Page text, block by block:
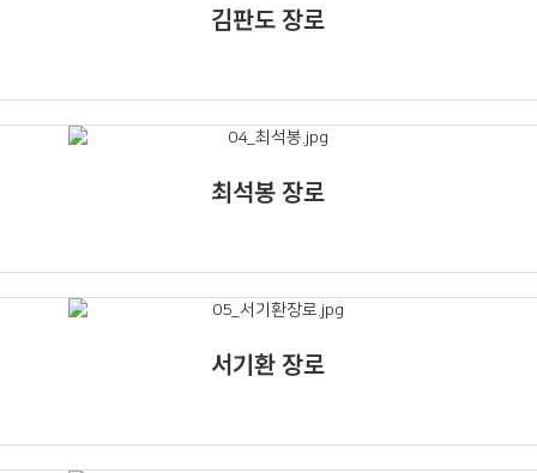
김판도 장로
최석봉 장로
서기환 장로